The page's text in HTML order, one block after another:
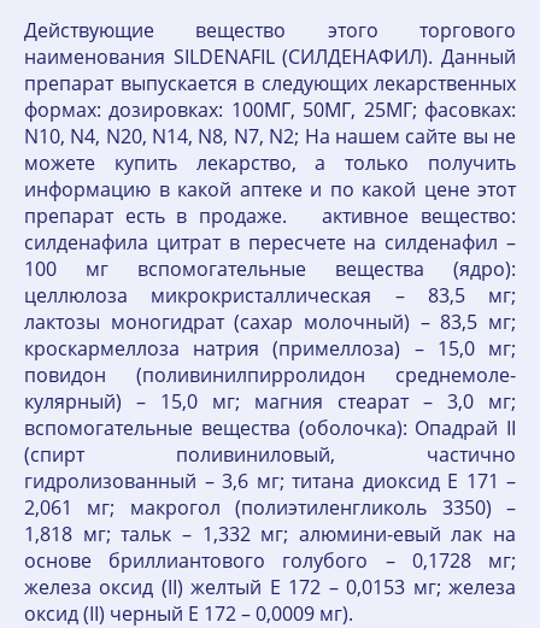
Действующие вещество этого торгового
наименования SILDENAFIL (СИЛДЕНАФИЛ). Данный
препарат выпускается в следующих лекарственных
формах: дозировках: 100МГ, 50МГ, 25МГ; фасовках:
N10, N4, N20, N14, N8, N7, N2; На нашем сайте вы не
можете купить лекарство, а только получить
информацию в какой аптеке и по какой цене этот
препарат есть в продаже. активное вещество:
силденафила цитрат в пересчете на силденафил –
100 мг вспомогательные вещества (ядро):
целлюлоза микрокристаллическая – 83,5 мг;
лактозы моногидрат (сахар молочный) – 83,5 мг;
кроскармеллоза натрия (примеллоза) – 15,0 мг;
повидон (поливинилпирролидон среднемоле-
кулярный) – 15,0 мг; магния стеарат – 3,0 мг;
вспомогательные вещества (оболочка): Опадрай II
(спирт поливиниловый, частично
гидролизованный – 3,6 мг; титана диоксид Е 171 –
2,061 мг; макрогол (полиэтиленгликоль 3350) –
1,818 мг; тальк – 1,332 мг; алюмини-евый лак на
основе бриллиантового голубого – 0,1728 мг;
железа оксид (II) желтый Е 172 – 0,0153 мг; железа
оксид (II) черный Е 172 – 0,0009 мг).